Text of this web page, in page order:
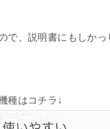
で、説明書にもしか
種はコチラ↓